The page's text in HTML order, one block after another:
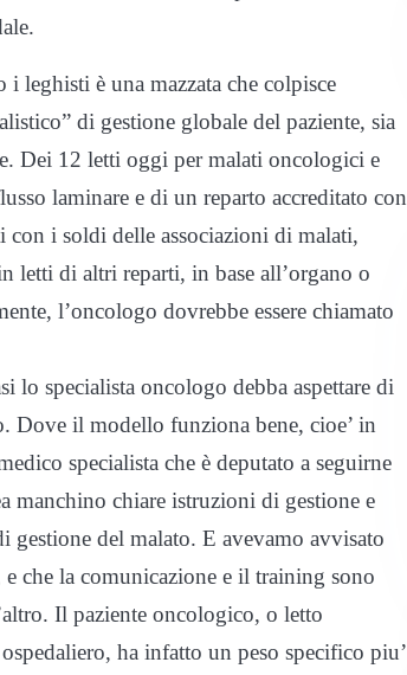
è una mazzata che colpisce
di gestione globale del paziente, sia
Dei 12 letti oggi per malati oncologici e
laminare e di un reparto accreditato con
i soldi delle associazioni di malati,
letti di altri reparti, in base all’organo o
l’oncologo dovrebbe essere chiamato
lo specialista oncologo debba aspettare di
Dove il modello funziona bene, cioe’ in
specialista che è deputato a seguirne
manchino chiare istruzioni di gestione e
del malato. E avevamo avvisato
che la comunicazione e il training sono
Il paziente oncologico, o letto
ha infatto un peso specifico piu’